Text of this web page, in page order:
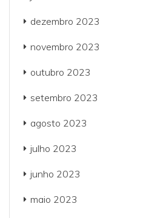
dezembro 2023
novembro 2023
outubro 2023
setembro 2023
agosto 2023
julho 2023
junho 2023
maio 2023